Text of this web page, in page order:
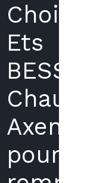
Choisir
Ets
BESSON
Chauffage
Axenergie
pour